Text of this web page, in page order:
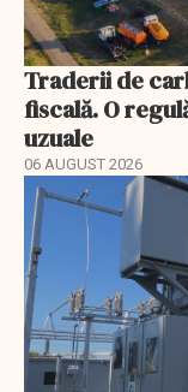
Traderii de
fiscală. O
uzuale
06 AUGUST 2026